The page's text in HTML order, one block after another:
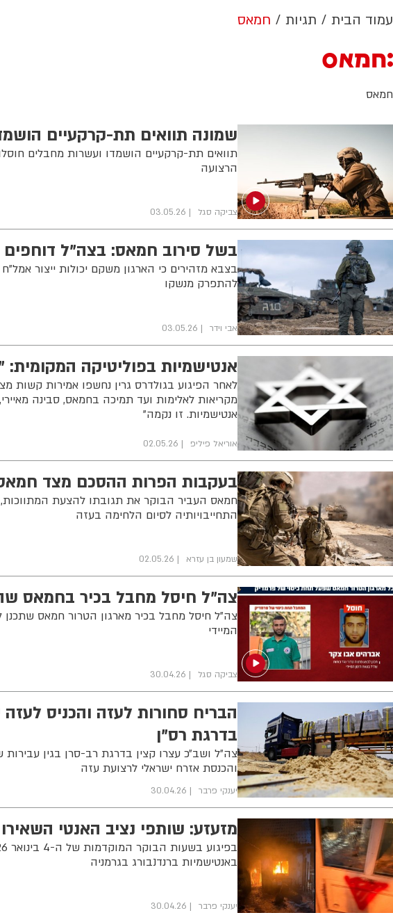
עמוד הבית תגיות חמאס
חמאס
חמאס
שמונה תוואים תת-קרקעיים
הרצועה
צביקה סגל 03.05.26
בשל סירוב חמאס: בצה"ל
בצבא מזהירים כי הארגון משקם יכולות ייצור
להתפרק מנשקו
אבי וידר 03.05.26
אנטישמיות בפוליטיקה
לאחר הפיגוע בגולדרס גרין נחשפו אמירות קשות
מקריאות לאלימות ועד תמיכה בחמאס, סבינה
אנטישמיות. זו נקמה"
אוריאל פיליפ 02.05.26
בעקבות הפרות ‏ההסכם מצד
חמאס העביר הבוקר את תגובתו להצעת
התחייבויותיה לסיום הלחימה בעזה
שמעון בן עזרא 02.05.26
צה"ל חיסל מחבל בכיר בחמאס
צה"ל חיסל מחבל בכיר מארגון הטרור חמאס שתכנן
המיידי
צביקה סגל 30.04.26
הבריח סחורות לעזה והכניס
בדרגת רס"ן
צה״ל ושב״כ עצרו קצין בדרגת רב-סרן בגין
והכנסת אזרח ישראלי לרצועת עזה
יענקי פרבר 30.04.26
מזעזע: שותפי נציב האנטי
באנטישמיות ברנדנבורג בגרמניה
יענקי פרבר 30.04.26